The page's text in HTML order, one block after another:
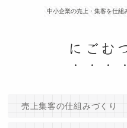
中小企業の売上・集客を仕組
にごむ
売上集客の仕組みづくり